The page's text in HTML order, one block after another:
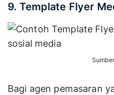
9. Template Flyer
Bagi agen pemasaran